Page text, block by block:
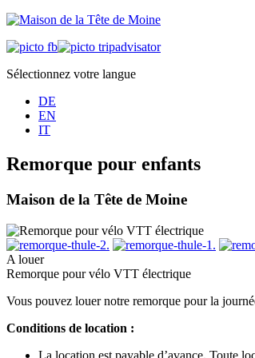
Sélectionnez votre langue
DE
EN
IT
Remorque pour enfants
Maison de la Tête de Moine
A louer
Remorque pour vélo VTT électrique
Vous pouvez louer notre remorque pour la
Conditions de location :
La location est payable d’avance. Toute